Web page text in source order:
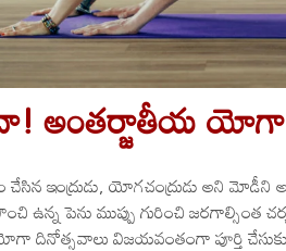
అంతర్జాతీయ యోగా
చేసిన ఇంద్రుడు, యోగచంద్రుడు అని
పెను ముప్పు గురించి జరగాల్సింత
విజయవంతంగా పూర్తి